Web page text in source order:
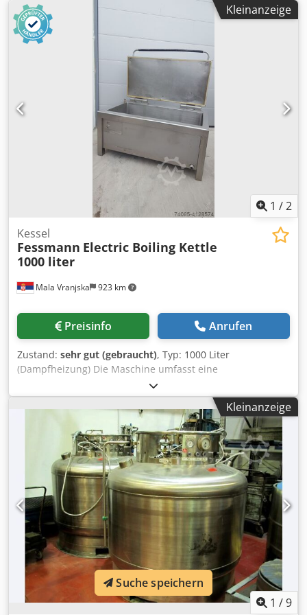
Klappdeckel mit Gasdruckdämpfern Zustand
Gebrauchtgerät aus industriellem Einsatz. Optischer
Zustand gemäß Bildern. Innenraum mit sichtbaren
Ablagerungen und nutzungsbedingten Verfärbungen
durch Prüfmedien. Steuerung aktiv, Gerät lässt sich
einschalten. Eine vollständige technische
Funktionsprüfung unter realen Prüfbedingungen wurde
durch uns nicht durchgeführt. Besichtigung nach
Absprache möglich. Lieferumfang: siehe Bilder. Verladung
kann organisiert werden. Alle Angaben nach bestem
Wissen anhand Typenschildern,
Herstellerkennzeichnungen und vorhandenen
Informationen erstellt. Irrtümer und Änderungen
Kleinanzeige
1 /2
Mala Vranjska 923 km
Kessel
Fessmann Electric Boiling Kettle
1000 liter
Preisinfo Anrufen
Zustand: sehr gut (gebraucht), Typ: 1000 Liter
(Dampfheizung) Die Maschine umfasst eine
Zwischenkammer aus rostfreiem Stahl für das Thermoöl,
eine interne Expansionskammer, eine Hochleistungs-
Thermoflüssigkeit und einen internen Ablasshahn Csdpfx
Akod S U H Teqerf Deckel: Isoliert, mit Federn und
Scharnieren aus rostfreiem Stahl, 90° öffnend Zwei interne
Sicherheitsthermostate Fassungsvermögen: 1000 Liter
Abmessungen der Maschine in cm: Länge: 135 Breite: 200
Höhe: 110 Lieferzeit: 15 Arbeitstage nach Vorauszahlung
Kleinanzeige
1 /9
Suche speichern